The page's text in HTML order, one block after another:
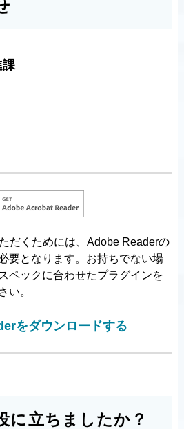
課
だくためには、Adobe Readerの
要となります。お持ちでない場
ペックに合わせたプラグインを
い。
をダウンロードする
に立ちましたか？